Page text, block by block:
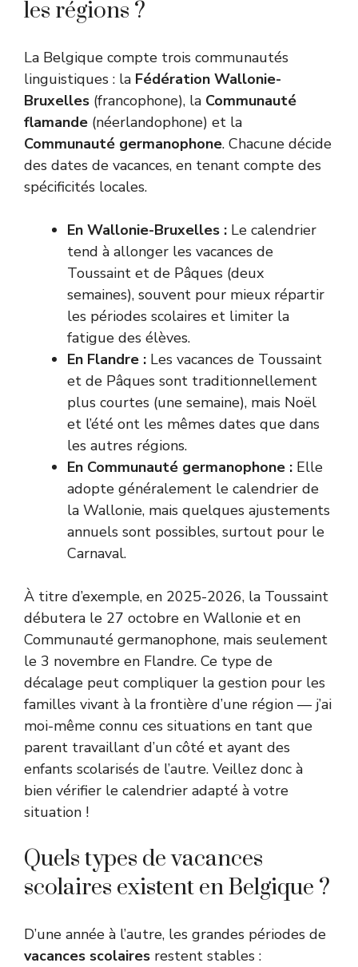
les régions ?
La Belgique compte trois communautés
linguistiques : la Fédération Wallonie-
Bruxelles (francophone), la Communauté
flamande (néerlandophone) et la
Communauté germanophone. Chacune décide
des dates de vacances, en tenant compte des
spécificités locales.
En Wallonie-Bruxelles : Le calendrier
tend à allonger les vacances de
Toussaint et de Pâques (deux
semaines), souvent pour mieux répartir
les périodes scolaires et limiter la
fatigue des élèves.
En Flandre : Les vacances de Toussaint
et de Pâques sont traditionnellement
plus courtes (une semaine), mais Noël
et l’été ont les mêmes dates que dans
les autres régions.
En Communauté germanophone : Elle
adopte généralement le calendrier de
la Wallonie, mais quelques ajustements
annuels sont possibles, surtout pour le
Carnaval.
À titre d’exemple, en 2025-2026, la Toussaint
débutera le 27 octobre en Wallonie et en
Communauté germanophone, mais seulement
le 3 novembre en Flandre. Ce type de
décalage peut compliquer la gestion pour les
familles vivant à la frontière d’une région — j’ai
moi-même connu ces situations en tant que
parent travaillant d’un côté et ayant des
enfants scolarisés de l’autre. Veillez donc à
bien vérifier le calendrier adapté à votre
situation !
Quels types de vacances
scolaires existent en Belgique ?
D’une année à l’autre, les grandes périodes de
vacances scolaires restent stables :